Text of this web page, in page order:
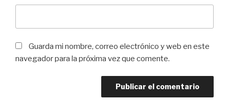
Guarda mi nombre, correo electrónico y web en este
navegador para la próxima vez que comente.